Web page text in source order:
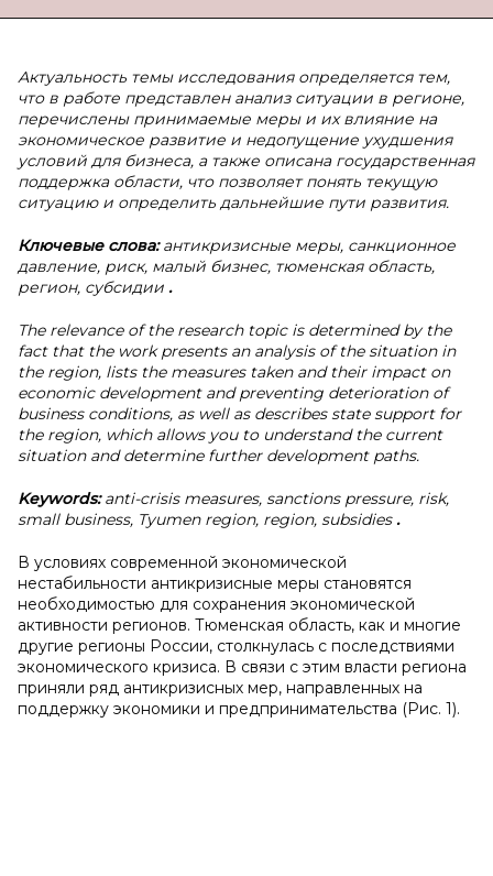
Актуальность темы исследования определяется тем,
что в работе представлен анализ ситуации в регионе,
перечислены принимаемые меры и их влияние на
экономическое развитие и недопущение ухудшения
условий для бизнеса, а также описана государственная
поддержка области, что позволяет понять текущую
ситуацию и определить дальнейшие пути развития.
Ключевые слова:антикризисные меры, санкционное
давление, риск, малый бизнес, тюменская область,
регион, субсидии .
The relevance of the research topic is determined by the
fact that the work presents an analysis of the situation in
the region, lists the measures taken and their impact on
economic development and preventing deterioration of
business conditions, as well as describes state support for
the region, which allows you to understand the current
situation and determine further development paths.
Keywords:anti-crisis measures, sanctions pressure, risk,
small business, Tyumen region, region, subsidies .
В условиях современной экономической
нестабильности антикризисные меры становятся
необходимостью для сохранения экономической
активности регионов. Тюменская область, как и многие
другие регионы России, столкнулась с последствиями
экономического кризиса. В связи с этим власти региона
приняли ряд антикризисных мер, направленных на
поддержку экономики и предпринимательства (Рис. 1).